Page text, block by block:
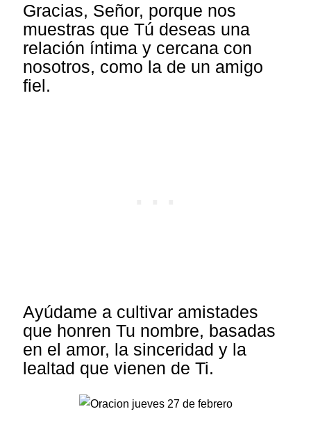
Gracias, Señor, porque nos
muestras que Tú deseas una
relación íntima y cercana con
nosotros, como la de un amigo
fiel.
Ayúdame a cultivar amistades
que honren Tu nombre, basadas
en el amor, la sinceridad y la
lealtad que vienen de Ti.